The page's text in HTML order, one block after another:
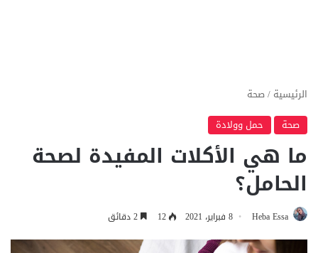
الرئيسية /صحة
صحة
حمل وولادة
ما هي الأكلات المفيدة لصحة
الحامل؟
Heba Essa 8 فبراير، 2021 12